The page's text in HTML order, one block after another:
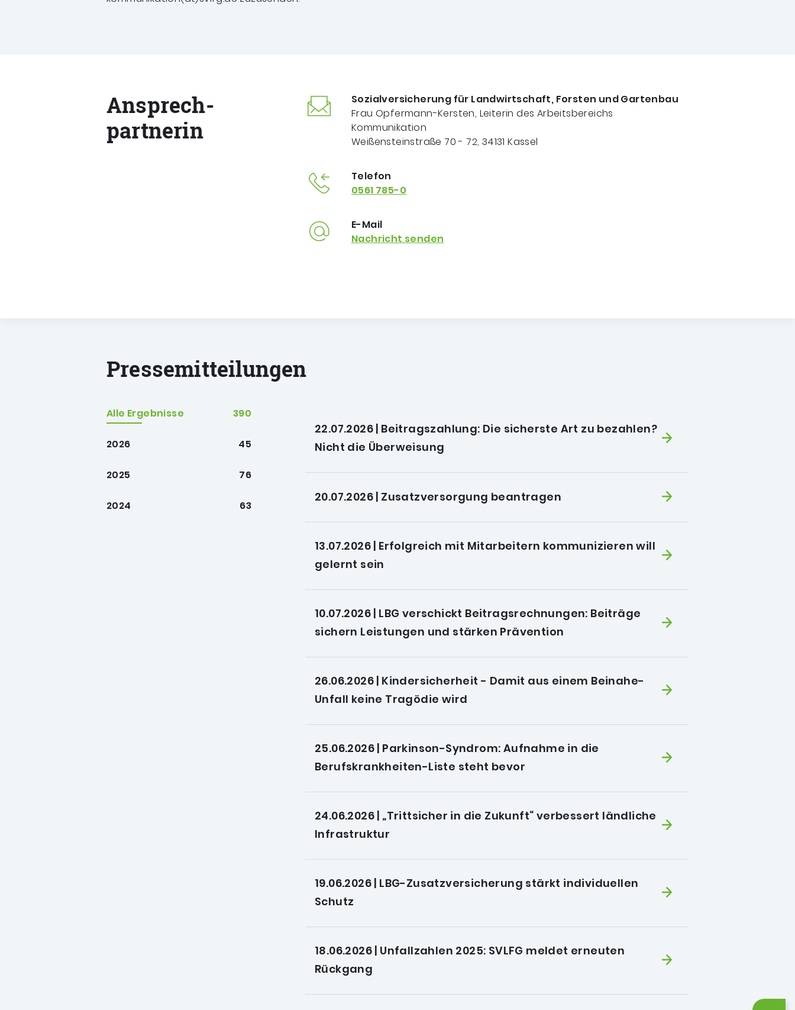
Ansprech­
partnerin
Sozialversicherung für Landwirtschaft, Forsten und Gartenbau
Frau Opfermann-Kersten, Leiterin des Arbeitsbereichs
Kommunikation
Weißensteinstraße 70 - 72, 34131 Kassel
Telefon
0561 785-0
E-Mail
Nachricht senden
Pressemitteilungen
Alle Ergebnisse 390
2026 45
2025 76
2024 63
22.07.2026 | Beitragszahlung: Die sicherste Art zu bezahlen?
Nicht die Überweisung
20.07.2026 | Zusatzversorgung beantragen
13.07.2026 | Erfolgreich mit Mitarbeitern kommunizieren will
gelernt sein
10.07.2026 | LBG verschickt Beitragsrechnungen: Beiträge
sichern Leistungen und stärken Prävention
26.06.2026 | Kindersicherheit - Damit aus einem Beinahe-
Unfall keine Tragödie wird
25.06.2026 | Parkinson-Syndrom: Aufnahme in die
Berufskrankheiten-Liste steht bevor
24.06.2026 | „Trittsicher in die Zukunft“ verbessert ländliche
Infrastruktur
19.06.2026 | LBG-Zusatzversicherung stärkt individuellen
Schutz
18.06.2026 | Unfallzahlen 2025: SVLFG meldet erneuten
Rückgang